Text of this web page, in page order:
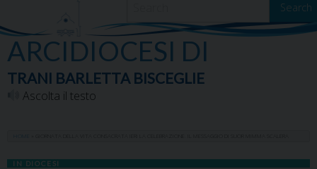
Search
ARCIDIOCESI DI
TRANI BARLETTA BISCEGLIE
Ascolta il testo
IN DIOCESI